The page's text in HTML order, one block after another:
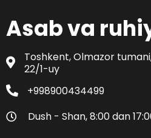
Asab va
Toshkent, Olmazor
22/1-uy
+998900434499
Dush - Shan, 8:00 dan